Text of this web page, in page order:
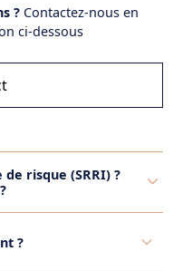
? Contactez-nous en
ci-dessous
risque (SRRI) ?
la volatilité
?